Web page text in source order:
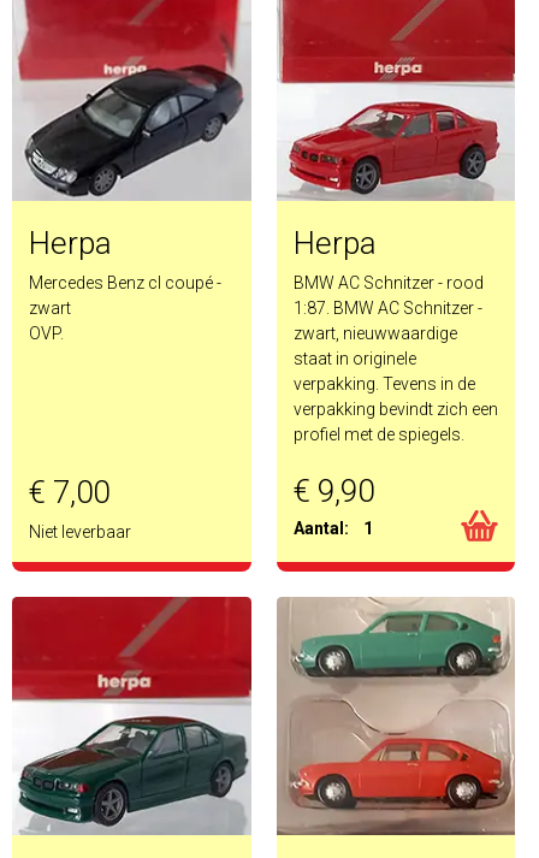
Herpa
Mercedes Benz cl coupé -
zwart
OVP.
€ 7,00
Niet leverbaar
Herpa
BMW AC Schnitzer - rood
1:87. BMW AC Schnitzer -
zwart, nieuwwaardige
staat in originele
verpakking. Tevens in de
verpakking bevindt zich een
profiel met de spiegels.
€ 9,90
Aantal: 1